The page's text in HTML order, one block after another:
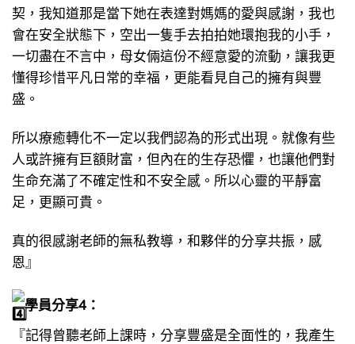
契，我知道那是當下她在表達對媽媽的愛與感謝，我也
會在安全狀態下，空出一隻手去拍拍她環抱我的小手，
一切盡在不言中，母女倆這份不經意愛的流動，讓我更
懂得珍惜平凡日常的幸福，更能看見自己的擁有與豐
盛。
所以療癒轉化不一定以我們認為的形式出現。就像有些
人或許擁有巨額財富，但內在的生存恐懼，也讓他們對
生命充滿了不確定性和不安全感。所以心靈的平靜富
足，更顯可貴。
真的很感謝老師的無私教導，和夥伴的分享共振，感
恩』
學員分享4：
『記得曾聽老師上課時，分享豐盛是全面性的，我產生